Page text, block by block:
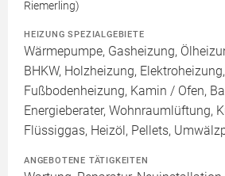
Riemerling)
HEIZUNG SPEZIALGEBIETE
Wärmepumpe, Gasheizung,
BHKW, Holzheizung,
Fußbodenheizung, Kamin / Ofen,
Energieberater, Wohnraumlüftung,
Flüssiggas, Heizöl, Pellets,
ANGEBOTENE TÄTIGKEITEN